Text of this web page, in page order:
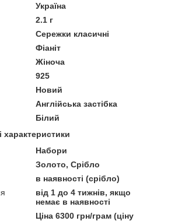
Україна
2.1 г
Сережки класичні
Фіаніт
Жіноча
925
Новий
Англійська застібка
Білий
характеристики
Набори
Золото, Срібло
в наявності (срібло)
від 1 до 4 тижнів, якщо
немає в наявності
Ціна 6300 грн/грам (ціну